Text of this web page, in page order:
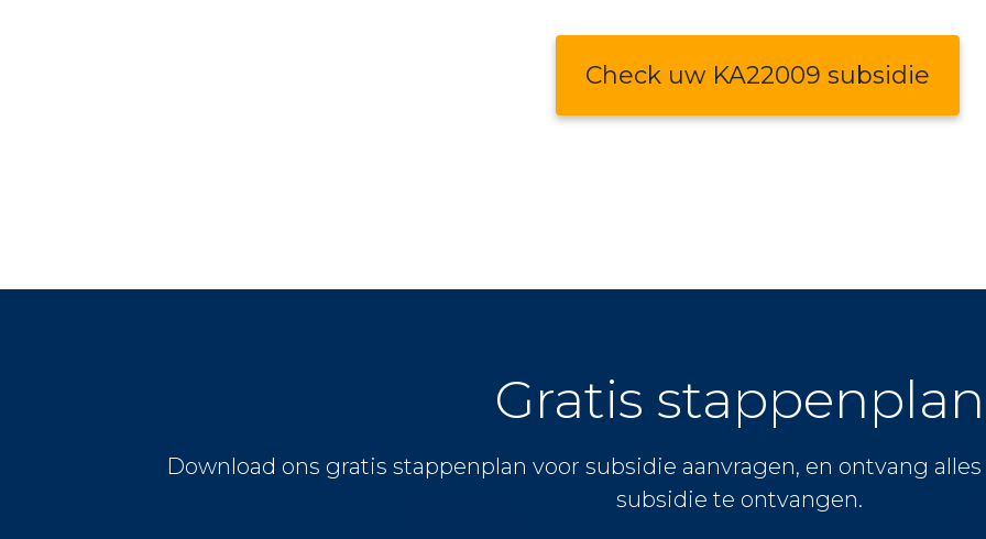
Check uw KA22009 subsidie
Gratis stappenplan
Download ons gratis stappenplan voor subsidie aanvragen, en ontvang
subsidie te ontvangen.